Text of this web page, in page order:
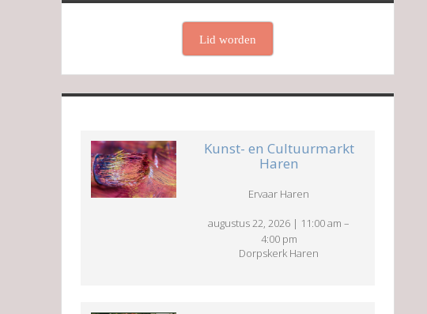
Lid worden
Kunst- en Cultuurmarkt
Haren
Ervaar Haren
augustus 22, 2026 | 11:00 am–
4:00 pm
Dorpskerk Haren